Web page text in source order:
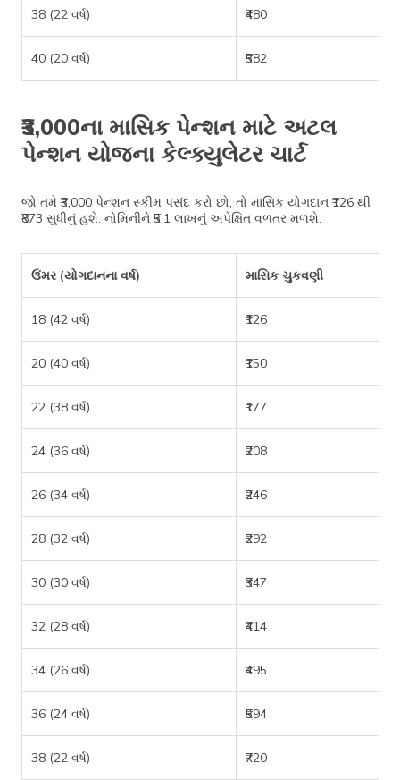
38 (22 વર્ષ) ₹480
40 (20 વર્ષ) ₹582
₹3,000ના માસિક પેન્શન માટે અટલ
પેન્શન યોજના કેલ્ક્યુલેટર ચાર્ટ
જો તમે ₹3,000 પેન્શન સ્કીમ પસંદ કરો છો, તો માસિક યોગદાન ₹126 થી
₹873 સુધીનું હશે. નોમિનીને ₹5.1 લાખનું અપેક્ષિત વળતર મળશે.
ઉંમર (યોગદાનના વર્ષ) માસિક ચુકવણી
18 (42 વર્ષ) ₹126
20 (40 વર્ષ) ₹150
22 (38 વર્ષ) ₹177
24 (36 વર્ષ) ₹208
26 (34 વર્ષ) ₹246
28 (32 વર્ષ) ₹292
30 (30 વર્ષ) ₹347
32 (28 વર્ષ) ₹414
34 (26 વર્ષ) ₹495
36 (24 વર્ષ) ₹594
38 (22 વર્ષ) ₹720